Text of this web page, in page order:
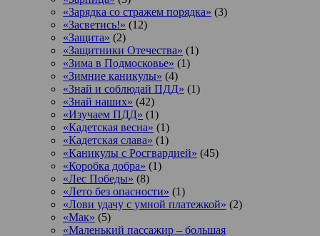
«Зарядка со стражем порядка» (3)
«Засветись!» (12)
«Защита» (2)
«Защитники Отечества» (1)
«Зима в Подмосковье» (1)
«Зимние каникулы» (4)
«Знай и соблюдай ПДД» (1)
«Знай наших» (42)
«Изучаем ПДД» (1)
«Кадетская весна» (1)
«Кадетская слава» (1)
«Каникулы с Росгвардией» (45)
«Коробка добра» (1)
«Лес Победы» (8)
«Лето без опасности» (1)
«Лови удачу с умной платежкой» (2)
«Мак» (5)
«Маленький пассажир – большая